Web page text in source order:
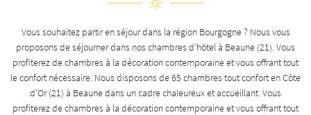
Vous souhaitez partir en séjour dans la région Bourgogne ? Nous vous
proposons de séjourner dans nos chambres d’hôtel à Beaune (21). Vous
profiterez de chambres à la décoration contemporaine et vous offrant tout
le confort nécessaire. Nous disposons de 65 chambres tout confort en Côte
d'Or (21) à Beaune dans un cadre chaleureux et accueillant. Vous
profiterez de chambres à la décoration contemporaine et vous offrant tout